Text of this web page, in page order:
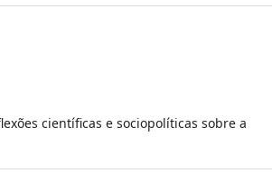
científicas e sociopolíticas sobre a